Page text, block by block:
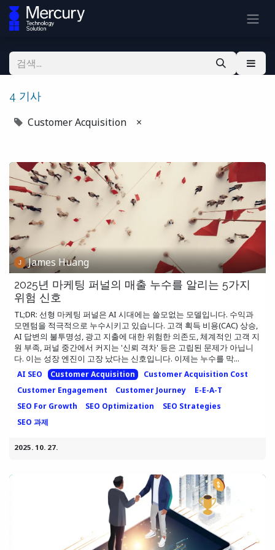
4 기사
Customer Acquisition ×
James Huang
2025년 마케팅 퍼널의 매출 누수를 알리는 5가지
위험 신호
TL;DR: 선형 마케팅 퍼널은 AI 시대에는 쓸모없는 모델입니다. 수익과
모멘텀을 적극적으로 누수시키고 있습니다. 고객 획득 비용(CAC) 상승,
AI 답변의 불투명성, 광고 지출에 대한 위험한 의존도, 체계적인 고객 지
원 부족, 퍼널 중간에서 커지는 '신뢰 격차' 등은 고립된 문제가 아닙니
다. 이는 성장 엔진이 고장 났다는 신호입니다. 이제는 누수를 막...
AI SEO Customer Acquisition
Customer Acquisition Cost
Customer Engagement
Customer Journey
E-E-A-T
SEO For Growth
SEO Optimization
SEO Strategies
SEO 과제
2025. 10. 27.